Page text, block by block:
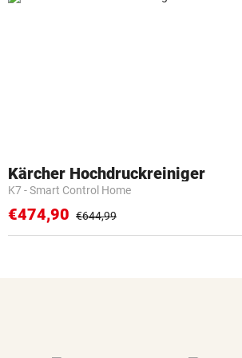
Kärcher Hochdruckreiniger
K7 - Smart Control Home
€474,90 €644,99